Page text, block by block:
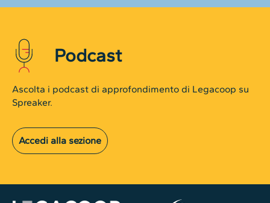
Podcast
Ascolta i podcast di approfondimento di Legacoop su
Spreaker.
Accedi alla sezione